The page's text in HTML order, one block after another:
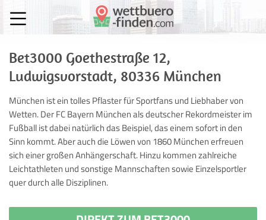
Bet3000 Goethestraße 12,
Ludwigsvorstadt, 80336 München
München ist ein tolles Pflaster für Sportfans und Liebhaber von
Wetten. Der FC Bayern München als deutscher Rekordmeister im
Fußball ist dabei natürlich das Beispiel, das einem sofort in den
Sinn kommt. Aber auch die Löwen von 1860 München erfreuen
sich einer großen Anhängerschaft. Hinzu kommen zahlreiche
Leichtathleten und sonstige Mannschaften sowie Einzelsportler
quer durch alle Disziplinen.